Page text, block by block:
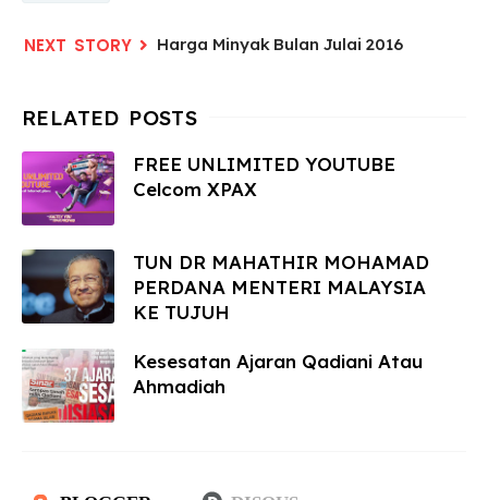
Harga Minyak Bulan Julai 2016
FREE UNLIMITED YOUTUBE
Celcom XPAX
TUN DR MAHATHIR MOHAMAD
PERDANA MENTERI MALAYSIA
KE TUJUH
Kesesatan Ajaran Qadiani Atau
Ahmadiah